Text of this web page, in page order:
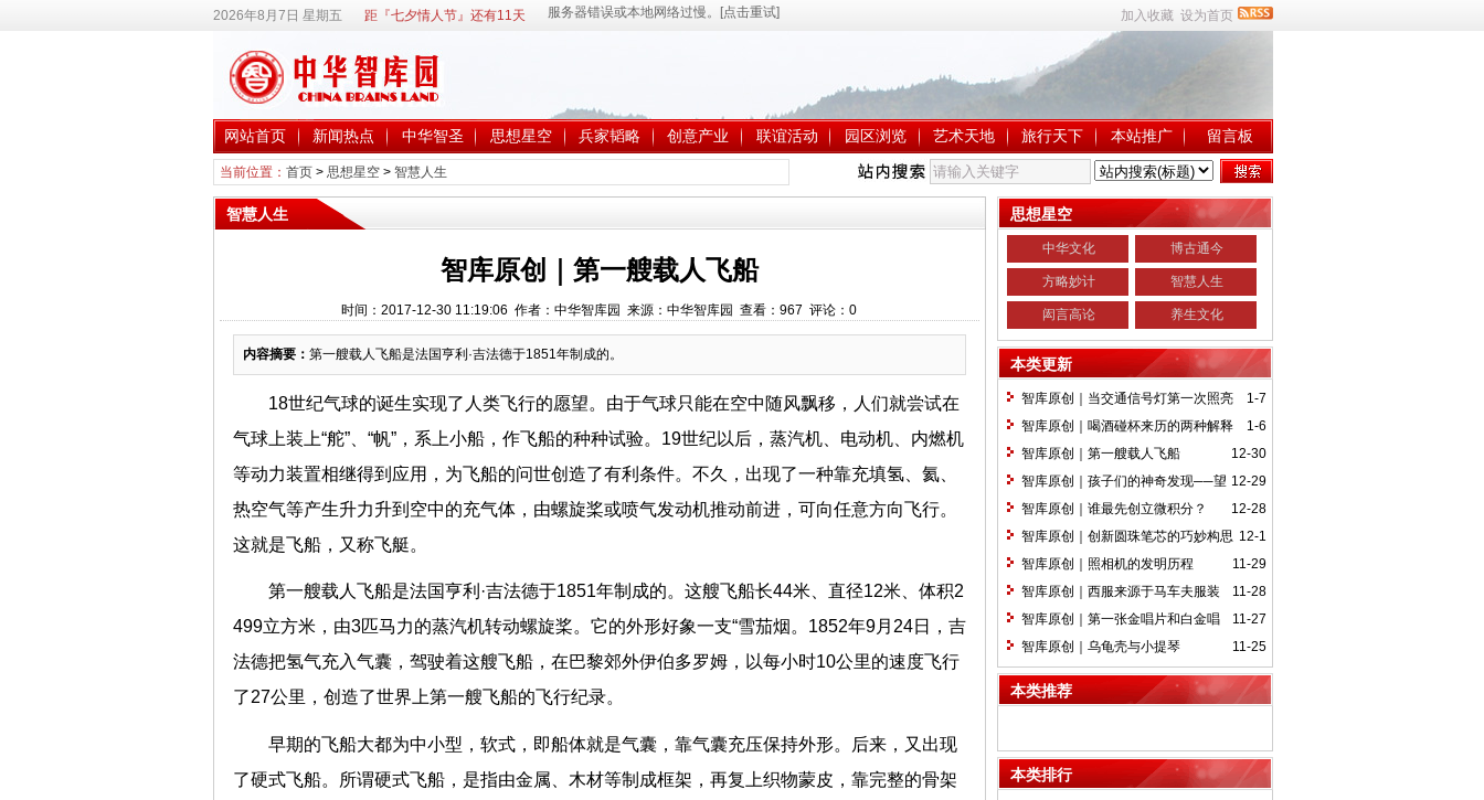
2026年8月7日 星期五 距『七夕情人节』还有11天 加入收藏 设为首页
网站首页 新闻热点 中华智圣 思想星空 兵家韬略 创意产业 联谊活动 园区浏览 艺术天地 旅行天下 本站推广 留言板
当前位置： 首页> 思想星空> 智慧人生
智慧人生
智库原创｜第一艘载人飞船
时间：2017-12-30 11:19:06 作者：中华智库园 来源：中华智库园 查看： 967 评论： 0
内容摘要： 第一艘载人飞船是法国亨利·吉法德于1851年制成的。
18世纪气球的诞生实现了人类飞行的愿望。由于气球只能在空中随风飘移，人们就尝试在
气球上装上“舵”、“帆”，系上小船，作飞船的种种试验。19世纪以后，蒸汽机、电动机、内燃机
等动力装置相继得到应用，为飞船的问世创造了有利条件。不久，出现了一种靠充填氢、氦、
热空气等产生升力升到空中的充气体，由螺旋桨或喷气发动机推动前进，可向任意方向飞行。
这就是飞船，又称飞艇。
第一艘载人飞船是法国亨利·吉法德于1851年制成的。这艘飞船长44米、直径12米、体积2
499立方米，由3匹马力的蒸汽机转动螺旋桨。它的外形好象一支“雪茄烟。1852年9月24日，吉
法德把氢气充入气囊，驾驶着这艘飞船，在巴黎郊外伊伯多罗姆，以每小时10公里的速度飞行
了27公里，创造了世界上第一艘飞船的飞行纪录。
早期的飞船大都为中小型，软式，即船体就是气囊，靠气囊充压保持外形。后来，又出现
了硬式飞船。所谓硬式飞船，是指由金属、木材等制成框架，再复上织物蒙皮，靠完整的骨架
思想星空
中华文化 博古通今
方略妙计 智慧人生
闳言高论 养生文化
本类更新
1-7
智库原创｜当交通信号灯第一次照亮
伦敦街头的时候……
1-6
智库原创｜喝酒碰杯来历的两种解释
12-30
智库原创｜第一艘载人飞船
12-29
智库原创｜孩子们的神奇发现──望
远镜
12-28
智库原创｜谁最先创立微积分？
12-1
智库原创｜创新圆珠笔芯的巧妙构思
11-29
智库原创｜照相机的发明历程
11-28
智库原创｜西服来源于马车夫服装
11-27
智库原创｜第一张金唱片和白金唱
片
11-25
智库原创｜乌龟壳与小提琴
本类推荐
本类排行